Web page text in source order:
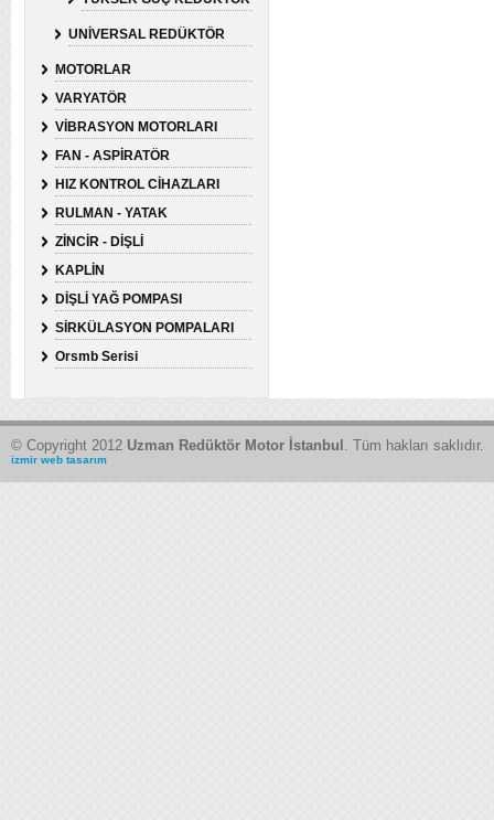
UNİVERSAL REDÜKTÖR
MOTORLAR
VARYATÖR
VİBRASYON MOTORLARI
FAN - ASPİRATÖR
HIZ KONTROL CİHAZLARI
RULMAN - YATAK
ZİNCİR - DİŞLİ
KAPLİN
DİŞLİ YAĞ POMPASI
SİRKÜLASYON POMPALARI
Orsmb Serisi
© Copyright 2012 Uzman Redüktör Motor İstanbul . Tüm hakları saklıdır.
izmir web tasarım